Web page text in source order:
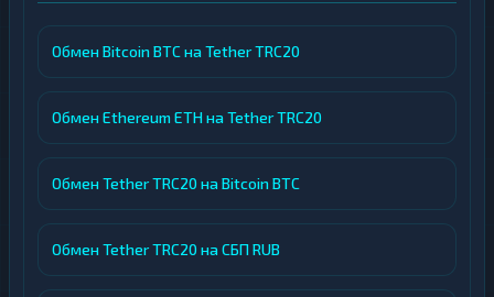
Обмен Bitcoin BTC на Tether TRC20
Обмен Ethereum ETH на Tether TRC20
Обмен Tether TRC20 на Bitcoin BTC
Обмен Tether TRC20 на СБП RUB